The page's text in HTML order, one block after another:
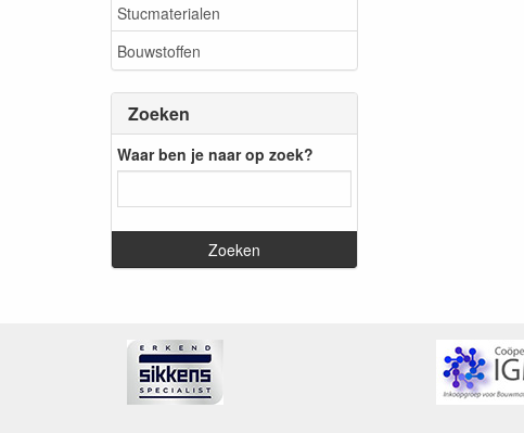
Stucmaterialen
Bouwstoffen
Zoeken
Waar ben je naar op zoek?